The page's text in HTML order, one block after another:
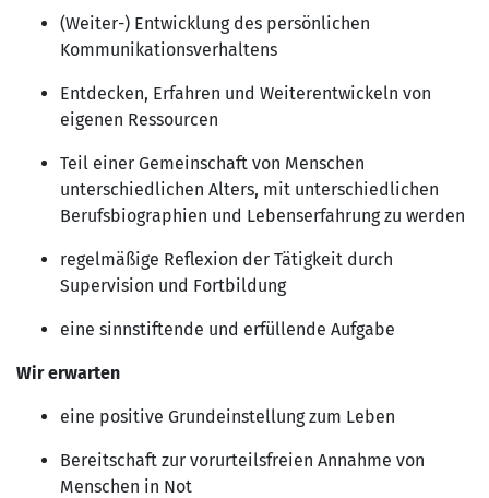
(Weiter-) Entwicklung des persönlichen
Kommunikationsverhaltens
Entdecken, Erfahren und Weiterentwickeln von
eigenen Ressourcen
Teil einer Gemeinschaft von Menschen
unterschiedlichen Alters, mit unterschiedlichen
Berufsbiographien und Lebenserfahrung zu werden
regelmäßige Reflexion der Tätigkeit durch
Supervision und Fortbildung
eine sinnstiftende und erfüllende Aufgabe
Wir erwarten
eine positive Grundeinstellung zum Leben
Bereitschaft zur vorurteilsfreien Annahme von
Menschen in Not